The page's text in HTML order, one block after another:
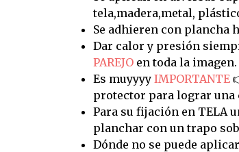
tela,madera,metal,
Se adhieren con plancha
Dar calor y presión
PAREJOen toda la imagen.
Es muyyyy IMPORTANTE
protector para lograr una
Para su fijación en TELA
planchar con un trapo
Dónde no se puede